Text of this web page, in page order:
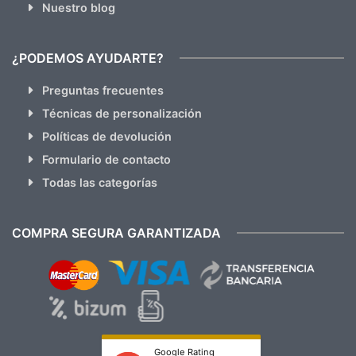
Nuestro blog
¿PODEMOS AYUDARTE?
Preguntas frecuentes
Técnicas de personalización
Políticas de devolución
Formulario de contacto
Todas las categorías
COMPRA SEGURA GARANTIZADA
Google Rating